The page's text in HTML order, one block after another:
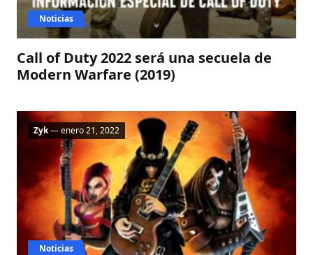
Call of Duty 2022 será una secuela de
Modern Warfare (2019)
Noticias
Noticias
Zyk— enero 21, 2022